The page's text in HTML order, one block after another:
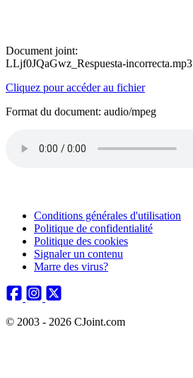
Document joint:
LLjf0JQaGwz_Respuesta-incorrecta.mp3
Cliquez pour accéder au fichier
Format du document: audio/mpeg
Conditions générales d'utilisation
Politique de confidentialité
Politique des cookies
Signaler un contenu
Marre des virus?
© 2003 - 2026 CJoint.com